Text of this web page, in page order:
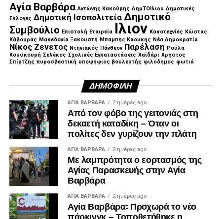
Αγία Βαρβάρα Αντώνης Κακούρης ΔημΤΟΙλιου Δημοτικές
Εκλογές Δημοτική Ισοπολιτεία Δημοτικό
Συμβούλιο Επιστολή Εταιρεία Ιλιον Κακοτεχνίες Κώστας
Κάβουρας Μακεδονία Ξακουστή Μπαμπης Καουκης Νέα Δημοκρατία
Νίκος Ζενετος Ντηνιακός Πάνθεον Παρέλαση Ρούλα
Κουσκουρή Σελέκος Σχολικές Εγκαταστάσεις Χαϊδάρι Χρηστος
Σπίρτζης πυροσβεστική υποψηφιος βουλευτής φιλοδημος φωτιά
ΔΗΜΟΦΙΛΉ
ΑΓΙΑ ΒΑΡΒΑΡΑ 2 ημέρες ago
Από τον φόβο της γειτονιάς στη
δεκαετή καταδίκη – Όταν οι
πολίτες δεν γυρίζουν την πλάτη
ΑΓΙΑ ΒΑΡΒΑΡΑ 2 ημέρες ago
Με λαμπρότητα ο εορτασμός της
Αγίας Παρασκευής στην Αγία
Βαρβάρα
ΑΓΙΑ ΒΑΡΒΑΡΑ 2 ημέρες ago
Αγία Βαρβάρα: Προχωρά το νέο
πάρκινγκ – Τοποθετήθηκε η